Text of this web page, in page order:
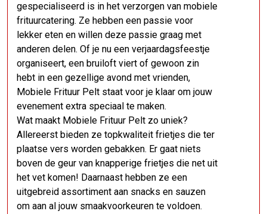
gespecialiseerd is in het verzorgen van mobiele
frituurcatering. Ze hebben een passie voor
lekker eten en willen deze passie graag met
anderen delen. Of je nu een verjaardagsfeestje
organiseert, een bruiloft viert of gewoon zin
hebt in een gezellige avond met vrienden,
Mobiele Frituur Pelt staat voor je klaar om jouw
evenement extra speciaal te maken.
Wat maakt Mobiele Frituur Pelt zo uniek?
Allereerst bieden ze topkwaliteit frietjes die ter
plaatse vers worden gebakken. Er gaat niets
boven de geur van knapperige frietjes die net uit
het vet komen! Daarnaast hebben ze een
uitgebreid assortiment aan snacks en sauzen
om aan al jouw smaakvoorkeuren te voldoen.